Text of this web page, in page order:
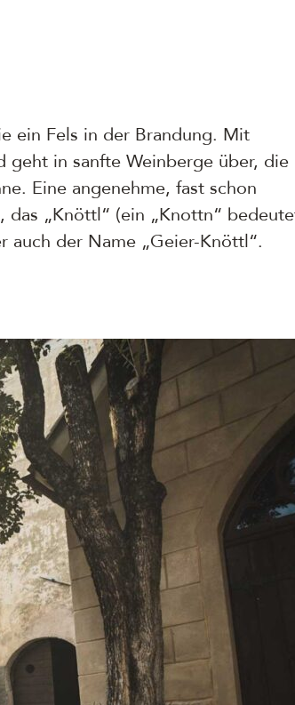
ein Fels in der Brandung. Mit
geht in sanfte Weinberge über, die
Eine angenehme, fast schon
„Knöttl“ (ein „Knottn“
auch der Name „Geier-Knöttl“.